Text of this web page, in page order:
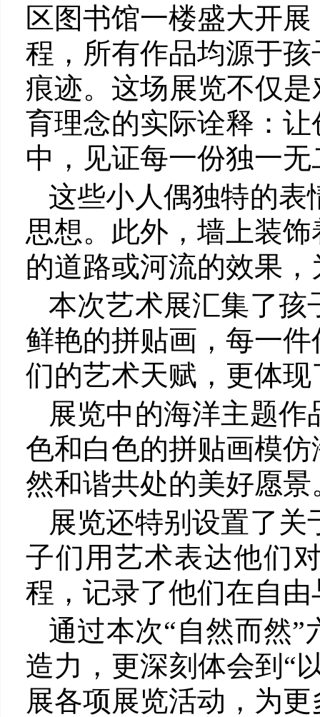
区图书馆一楼盛大开
程，所有作品均源于
痕迹。这场展览不仅
育理念的实际诠释：
中，见证每一份独一
这些小人偶独特的表
思想。此外，墙上装
的道路或河流的效果
本次艺术展汇集了孩
鲜艳的拼贴画，每一
们的艺术天赋，更体
展览中的海洋主题
色和白色的拼贴画模
然和谐共处的美好愿景
展览还特别设置了
子们用艺术表达他们
程，记录了他们在自
通过本次“自然而然
造力，更深刻体会到“
展各项展览活动，为